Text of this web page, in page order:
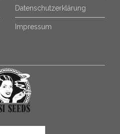
Datenschutzerklärung
Impressum